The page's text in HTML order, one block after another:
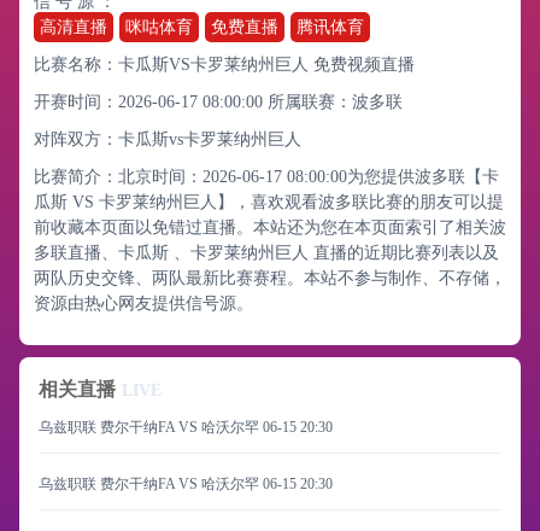
高清直播
咪咕体育 免费直播 腾讯体育
比赛名称：卡瓜斯VS卡罗莱纳州巨人 免费视频直播
开赛时间：2026-06-17 08:00:00 所属联赛： 波多联
对阵双方：卡瓜斯vs卡罗莱纳州巨人
比赛简介：北京时间：2026-06-17 08:00:00为您提供波多联【卡
瓜斯 VS 卡罗莱纳州巨人】，喜欢观看波多联比赛的朋友可以提
前收藏本页面以免错过直播。本站还为您在本页面索引了相关波
多联直播、卡瓜斯 、卡罗莱纳州巨人 直播的近期比赛列表以及
两队历史交锋、两队最新比赛赛程。本站不参与制作、不存储，
资源由热心网友提供信号源。
相关直播 LIVE
乌兹职联 费尔干纳FA VS 哈沃尔罕 06-15 20:30
乌兹职联 费尔干纳FA VS 哈沃尔罕 06-15 20:30